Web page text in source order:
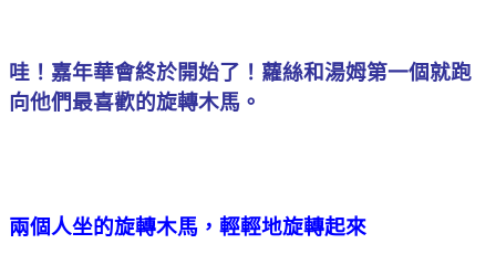
哇！嘉年華會終於開始了！蘿絲和湯姆第一個就跑
向他們最喜歡的旋轉木馬。
兩個人坐的旋轉木馬，輕輕地旋轉起來